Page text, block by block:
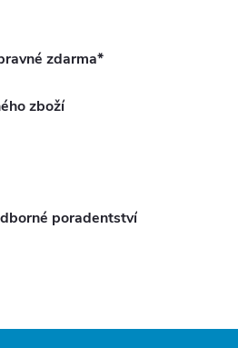
zdarma*
zboží
poradentství